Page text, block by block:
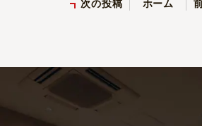
次の投稿 ホーム